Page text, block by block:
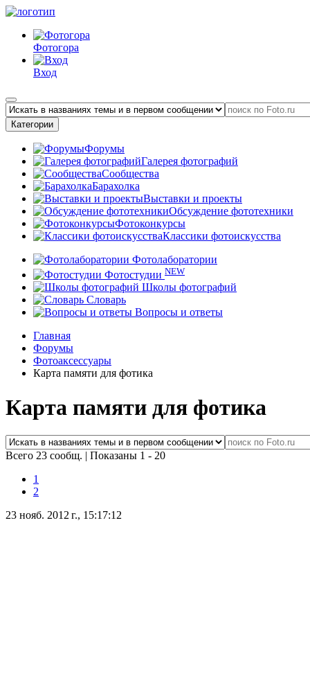
Фотогора
Вход
Категории
Форумы
Галерея фотографий
Сообщества
Барахолка
Выставки и проекты
Обсуждение фототехники
Фотоконкурсы
Классики фотоискусства
Фотолаборатории
Фотостудии NEW
Школы фотографий
Словарь
Вопросы и ответы
Главная
Форумы
Фотоаксессуары
Карта памяти для фотика
Карта памяти для фотика
Всего 23 сообщ. | Показаны 1 - 20
1
2
23 нояб. 2012 г., 15:17:12